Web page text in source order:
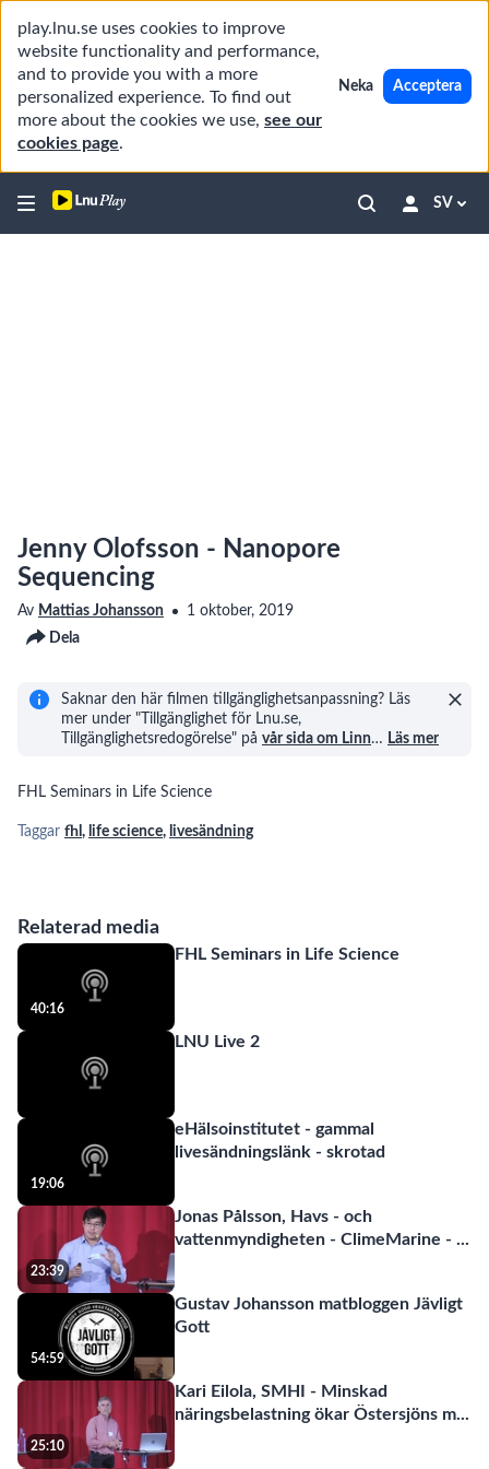
play.lnu.se uses cookies to improve
website functionality and performance,
and to provide you with a more
personalized experience. To find out
more about the cookies we use, see our
cookies page.
Neka Acceptera
SV
Relaterad media
40:16
FHL Seminars in Life Science
LNU Live 2
19:06
eHälsoinstitutet - gammal
livesändningslänk - skrotad
23:39
Jonas Pålsson, Havs - och
vattenmyndigheten - ClimeMarine - ...
54:59
Gustav Johansson matbloggen Jävligt
Gott
25:10
Kari Eilola, SMHI - Minskad
näringsbelastning ökar Östersjöns m...
Jenny Olofsson - Nanopore
Sequencing
Av Mattias Johansson
1 oktober, 2019
Dela
Saknar den här filmen tillgänglighetsanpassning? Läs
mer under "Tillgänglighet för Lnu.se,
Tillgänglighetsredogörelse" på vår sida om Linn… Läs mer
FHL Seminars in Life Science
Taggar fhl , life science, livesändning